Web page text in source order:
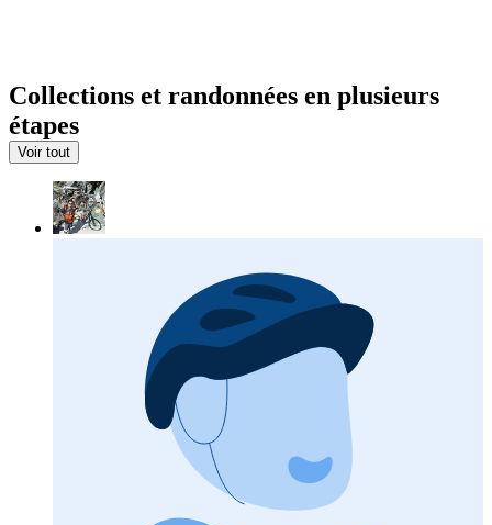
Collections et randonnées en plusieurs
étapes
Voir tout